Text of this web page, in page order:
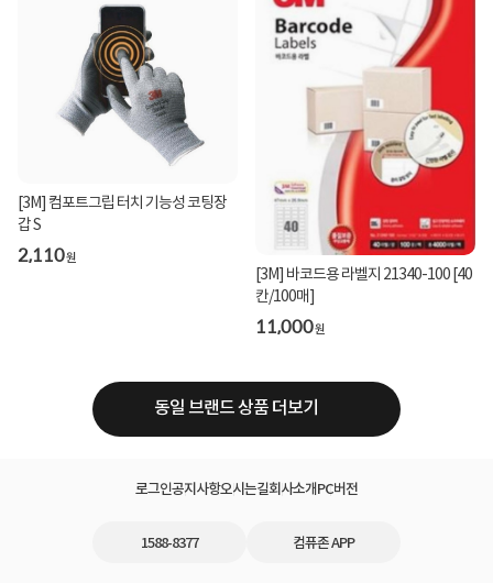
[3M] 컴포트그립 터치 기능성 코팅장
갑 S
2,110원
[3M] 바코드용 라벨지 21340-100 [40
칸/100매]
11,000원
동일 브랜드 상품 더보기
로그인공지사항오시는길회사소개PC버전
1588-8377 컴퓨존 APP